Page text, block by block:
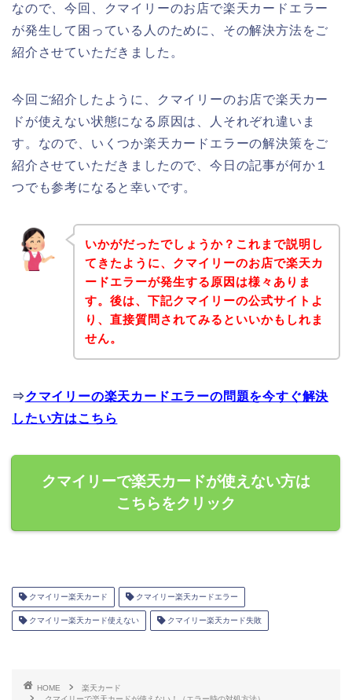
なので、今回、クマイリーのお店で楽天カードエラー
が発生して困っている人のために、その解決方法をご
紹介させていただきました。
今回ご紹介したように、クマイリーのお店で楽天カー
ドが使えない状態になる原因は、人それぞれ違いま
す。なので、いくつか楽天カードエラーの解決策をご
紹介させていただきましたので、今日の記事が何か１
つでも参考になると幸いです。
いかがだったでしょうか？これまで説明し
てきたように、クマイリーのお店で楽天カ
ードエラーが発生する原因は様々ありま
す。後は、下記クマイリーの公式サイトよ
り、直接質問されてみるといいかもしれま
せん。
⇒クマイリーの楽天カードエラーの問題を今すぐ解決
したい方はこちら
クマイリーで楽天カードが使えない方は
こちらをクリック
クマイリー楽天カード クマイリー楽天カードエラー
クマイリー楽天カード使えない クマイリー楽天カード失敗
HOME
楽天カード